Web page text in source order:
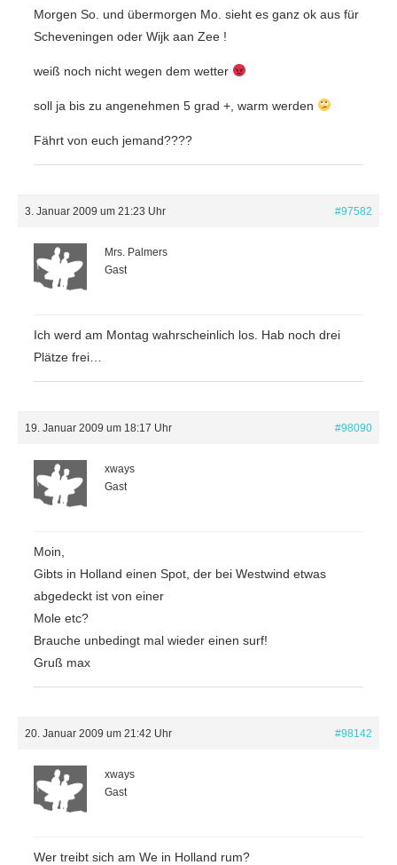
Morgen So. und übermorgen Mo. sieht es ganz ok aus für
Scheveningen oder Wijk aan Zee !
weiß noch nicht wegen dem wetter
soll ja bis zu angenehmen 5 grad +, warm werden
Fährt von euch jemand????
3. Januar 2009 um 21:23 Uhr #97582
Mrs. Palmers
Gast
Ich werd am Montag wahrscheinlich los. Hab noch drei
Plätze frei…
19. Januar 2009 um 18:17 Uhr #98090
xways
Gast
Moin,
Gibts in Holland einen Spot, der bei Westwind etwas
abgedeckt ist von einer
Mole etc?
Brauche unbedingt mal wieder einen surf!
Gruß max
20. Januar 2009 um 21:42 Uhr #98142
xways
Gast
Wer treibt sich am We in Holland rum?